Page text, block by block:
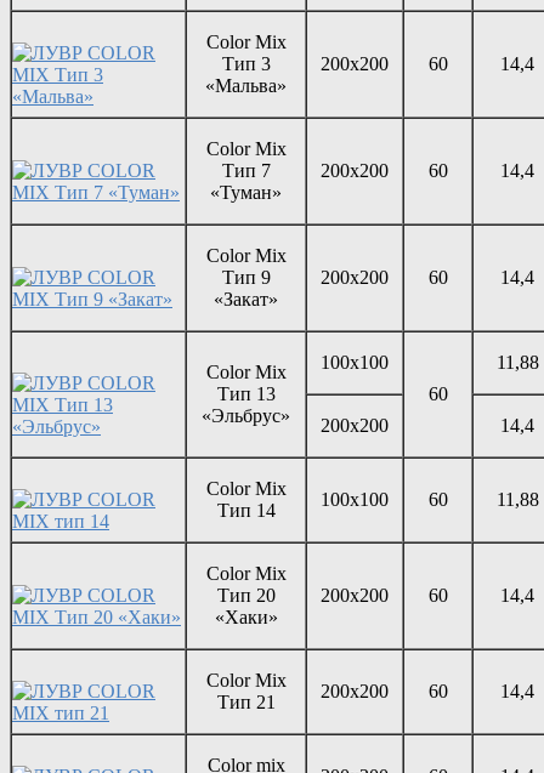
Color Mix
Тип 3
«Мальва»
200х200 60 14,4
Color Mix
Тип 7
«Туман»
200х200 60 14,4
Color Mix
Тип 9
«Закат»
200х200 60 14,4
Color Mix
Тип 13
«Эльбрус»
100х100
60
11,88
200х200 14,4
Color Mix
Тип 14
100х100 60 11,88
Color Mix
Тип 20
«Хаки»
200х200 60 14,4
Color Mix
Тип 21
200х200 60 14,4
Color mix